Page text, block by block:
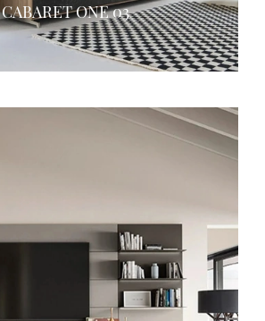
CABARET ONE 03